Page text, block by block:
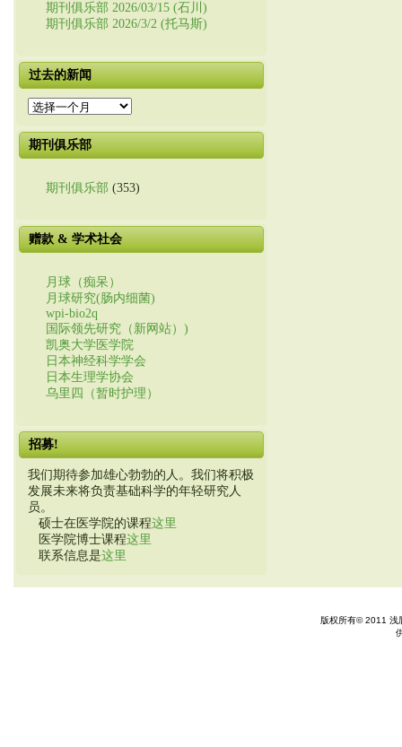
期刊俱乐部 2026/03/15 (石川)
期刊俱乐部 2026/3/2 (托马斯)
过去的新闻
过
的
新
期刊俱乐部
期刊俱乐部 (353)
赠款 & 学术社会
月球（痴呆）
月球研究(肠内细菌)
wpi-bio2q
国际领先研究（新网站）)
凯奥大学医学院
日本神经科学学会
日本生理学协会
乌里四（暂时护理）
招募!
我们期待参加雄心勃勃的人。我们将积极
发展未来将负责基础科学的年轻研究人
员。
硕士在医学院的课程这里
医学院博士课程这里
联系信息是这里
版权所有© 2011 浅